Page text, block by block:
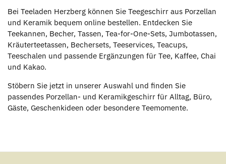
Bei Teeladen Herzberg können Sie Teegeschirr aus Porzellan
und Keramik bequem online bestellen. Entdecken Sie
Teekannen, Becher, Tassen, Tea-for-One-Sets, Jumbotassen,
Kräuterteetassen, Bechersets, Teeservices, Teacups,
Teeschalen und passende Ergänzungen für Tee, Kaffee, Chai
und Kakao.
Stöbern Sie jetzt in unserer Auswahl und finden Sie
passendes Porzellan- und Keramikgeschirr für Alltag, Büro,
Gäste, Geschenkideen oder besondere Teemomente.